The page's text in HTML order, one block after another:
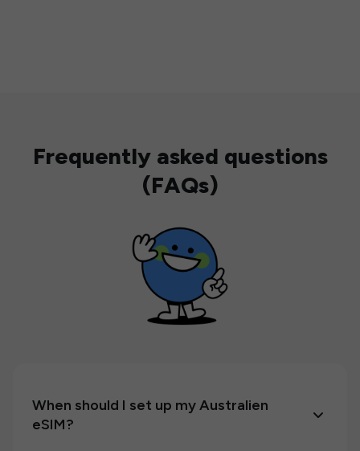
Frequently asked questions
(FAQs)
When should I set up my Australien
eSIM?